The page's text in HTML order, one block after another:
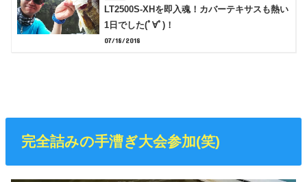
LT2500S-XHを即入魂！カバーテキサスも熱い
1日でした(ﾟ∀ﾟ)！
07/18/2018
完全詰みの手漕ぎ大会参加(笑)